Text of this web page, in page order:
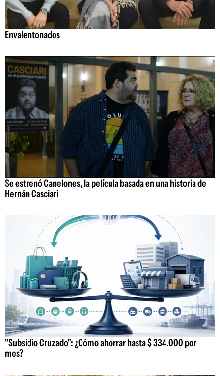
Envalentonados
Se estrenó Canelones, la película basada en una historia de
Hernán Casciari
"Subsidio Cruzado": ¿Cómo ahorrar hasta $ 334.000 por
mes?